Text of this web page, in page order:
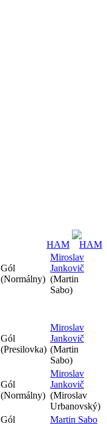
HAM
Gól
(Normálny)
Miroslav
Jankovič
(Martin
Sabo)
Gól
(Presilovka)
Miroslav
Jankovič
(Martin
Sabo)
Gól
(Normálny)
Miroslav
Jankovič
(Miroslav
Urbanovský)
Gól Martin Sabo